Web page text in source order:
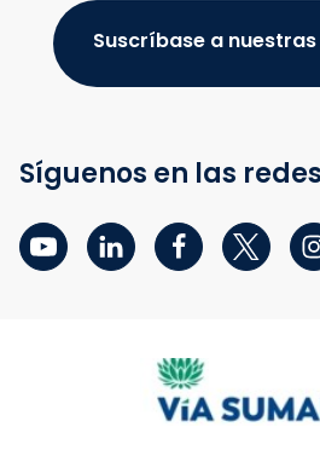
Suscríbase a
Síguenos en las